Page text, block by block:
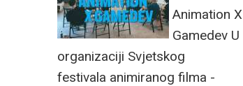
Animation X
Gamedev U
organizaciji Svjetskog
festivala animiranog filma -